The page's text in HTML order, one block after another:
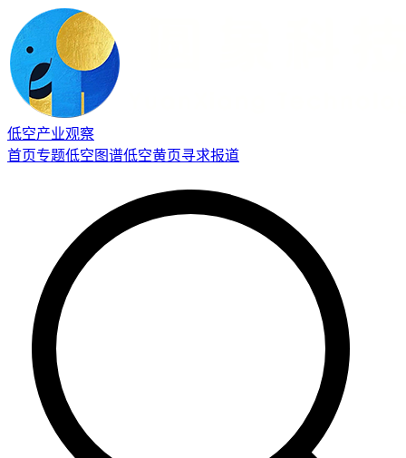
低空产业观察
首页专题低空图谱低空黄页寻求报道